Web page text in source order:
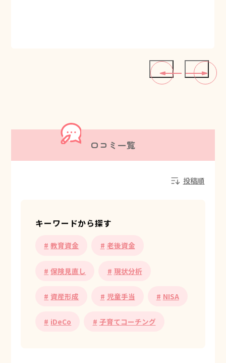
口コミ一覧
投稿順
キーワードから探す
教育資金 老後資金
保険見直し 現状分析
資産形成 児童手当 NISA
iDeCo 子育てコーチング